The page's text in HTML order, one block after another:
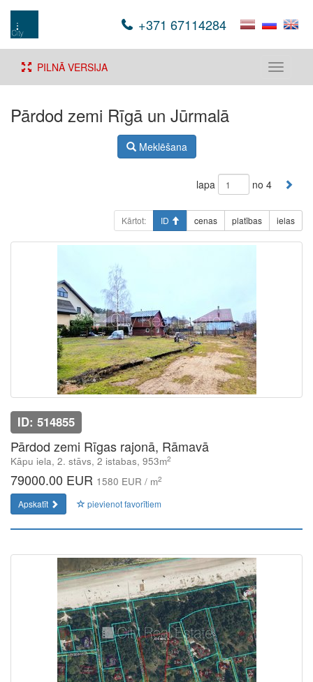
+371 67114284
Toggle
PILNĀ VERSIJA
Pārdod zemi Rīgā un Jūrmalā
Meklēšana
lapa no 4
Kārtot: ID cenas platības ielas
ID: 514855
Pārdod zemi Rīgas rajonā, Rāmavā
Kāpu iela, 2. stāvs, 2 istabas, 953m2
79000.00 EUR 1580 EUR / m2
Apskatīt pievienot favorītiem